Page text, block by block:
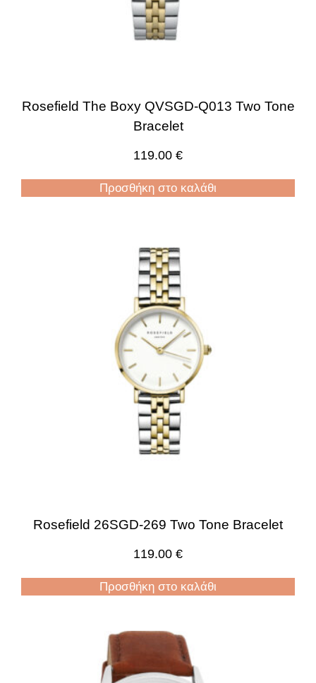
Rosefield The Boxy QVSGD-Q013 Two Tone
Bracelet
119.00 €
Προσθήκη στο καλάθι
Rosefield 26SGD-269 Two Tone Bracelet
119.00 €
Προσθήκη στο καλάθι